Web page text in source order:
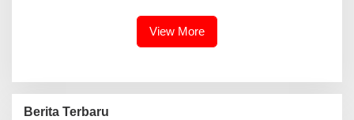
View More
Berita Terbaru